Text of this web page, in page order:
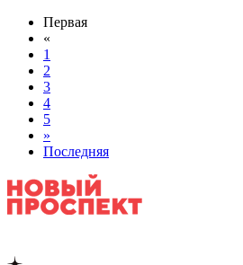
Первая
«
1
2
3
4
5
»
Последняя